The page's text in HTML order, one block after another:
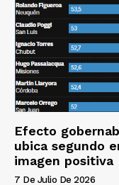
Efecto
ubica segundo
imagen positiva
7 De Julio De 2026